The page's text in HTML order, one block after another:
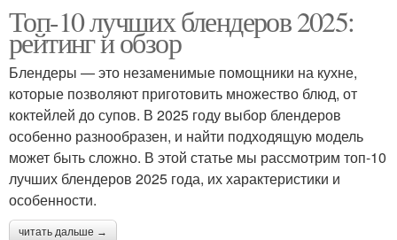
Топ-10 лучших блендеров 2025:
рейтинг и обзор
Блендеры — это незаменимые помощники на кухне,
которые позволяют приготовить множество блюд, от
коктейлей до супов. В 2025 году выбор блендеров
особенно разнообразен, и найти подходящую модель
может быть сложно. В этой статье мы рассмотрим топ-10
лучших блендеров 2025 года, их характеристики и
особенности.
читать дальше →